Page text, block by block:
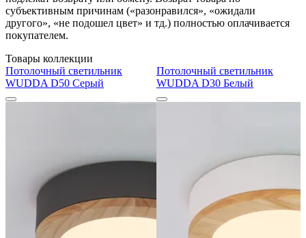
субъективным причинам («разонравился», «ожидали
другого», «не подошел цвет» и тд.) полностью оплачивается
покупателем.
Товары коллекции
Потолочный светильник
WUDDA D50 Серый
Потолочный светильник
WUDDA D30 Белый